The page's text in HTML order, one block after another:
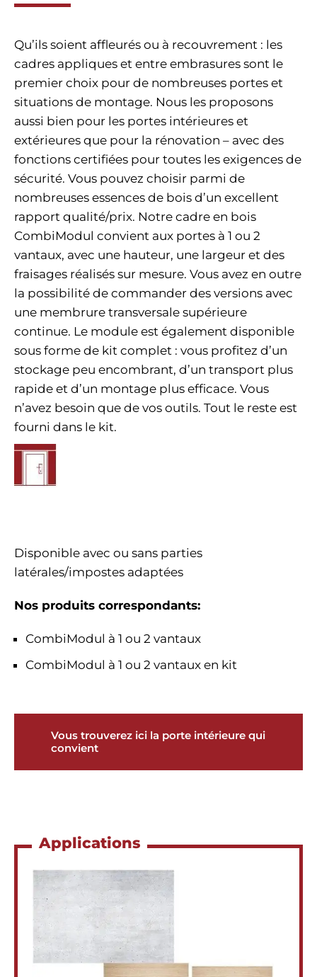
Qu’ils soient affleurés ou à recouvrement : les
cadres appliques et entre embrasures sont le
premier choix pour de nombreuses portes et
situations de montage. Nous les proposons
aussi bien pour les portes intérieures et
extérieures que pour la rénovation – avec des
fonctions certifiées pour toutes les exigences de
sécurité. Vous pouvez choisir parmi de
nombreuses essences de bois d’un excellent
rapport qualité/prix. Notre cadre en bois
CombiModul convient aux portes à 1 ou 2
vantaux, avec une hauteur, une largeur et des
fraisages réalisés sur mesure. Vous avez en outre
la possibilité de commander des versions avec
une membrure transversale supérieure
continue. Le module est également disponible
sous forme de kit complet : vous profitez d’un
stockage peu encombrant, d’un transport plus
rapide et d’un montage plus efficace. Vous
n’avez besoin que de vos outils. Tout le reste est
fourni dans le kit.
Disponible avec ou sans parties
latérales/impostes adaptées
Nos produits correspondants:
CombiModul à 1 ou 2 vantaux
CombiModul à 1 ou 2 vantaux en kit
Vous trouverez ici la porte intérieure qui
convient
Applications